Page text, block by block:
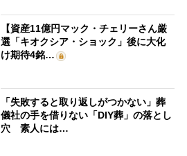
【資産11億円マック・チェリーさん厳
選「キオクシア・ショック」後に大化
け期待4銘…
「失敗すると取り返しがつかない」葬
儀社の手を借りない「DIY葬」の落とし
穴 素人には…